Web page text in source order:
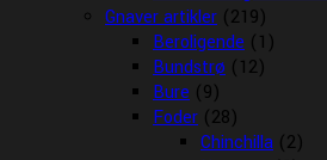
Gnaver artikler (219)
Beroligende (1)
Bundstrø (12)
Bure (9)
Foder (28)
Chinchilla (2)